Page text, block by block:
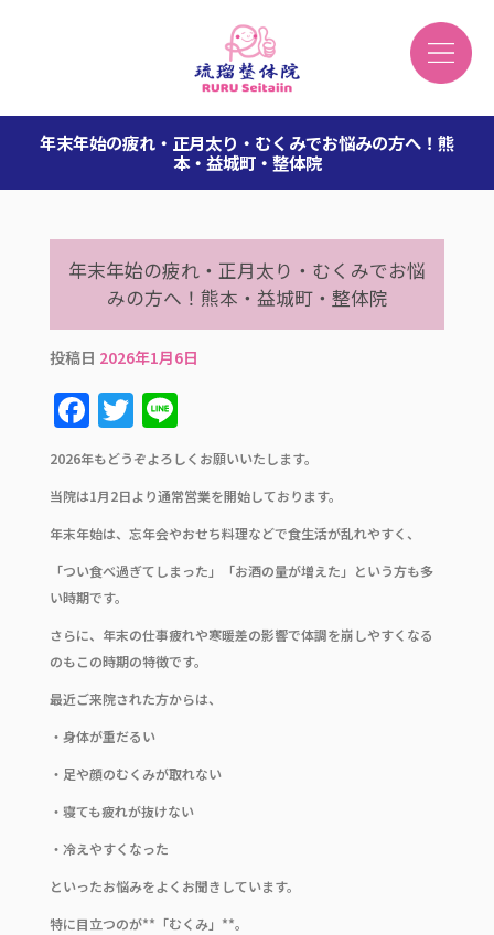
年末年始の疲れ・正月太り・むくみでお悩みの方へ！熊
本・益城町・整体院
年末年始の疲れ・正月太り・むくみでお悩
みの方へ！熊本・益城町・整体院
投稿日 2026年1月6日
F
a
c
e
b
o
o
k
T
w
it
te
r
Li
n
e
2026年もどうぞよろしくお願いいたします。
当院は1月2日より通常営業を開始しております。
年末年始は、忘年会やおせち料理などで食生活が乱れやすく、
「つい食べ過ぎてしまった」「お酒の量が増えた」という方も多
い時期です。
さらに、年末の仕事疲れや寒暖差の影響で体調を崩しやすくなる
のもこの時期の特徴です。
最近ご来院された方からは、
・身体が重だるい
・足や顔のむくみが取れない
・寝ても疲れが抜けない
・冷えやすくなった
といったお悩みをよくお聞きしています。
特に目立つのが**「むくみ」**。